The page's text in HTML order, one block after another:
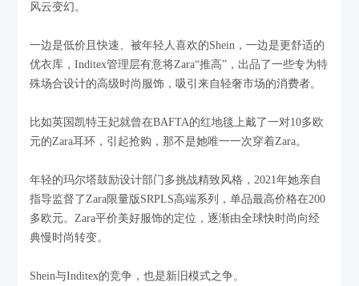
风云变幻。
一边是低价且快速、被年轻人喜欢的Shein，一边是更舒适的
优衣库，Inditex管理层有意将Zara“推高”，出品了一些专为特
殊场合设计的高级时尚服饰，吸引来自轻奢市场的消费者。
比如英国凯特王妃就曾在BAFTA的红地毯上戴了一对10多欧
元的Zara耳环，引起抢购，那不是她唯一一次穿着Zara。
年轻的玛尔塔鼓励设计部门多挑战精致风格，2021年她亲自
指导监督了Zara限量版SRPLS高端系列，单品最高价格在200
多欧元。Zara平价美好服饰的定位，逐渐由全球快时尚向经
典慢时尚转变。
Shein与Inditex的竞争，也是新旧模式之争。